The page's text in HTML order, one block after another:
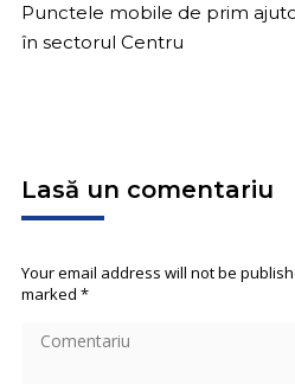
Punctele mobile de prim
în sectorul Centru
Lasă un comentariu
Your email address will not be
marked *
Comentariu